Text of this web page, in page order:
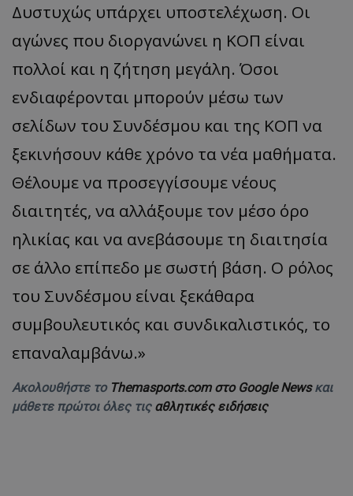
Δυστυχώς υπάρχει υποστελέχωση. Οι
αγώνες που διοργανώνει η ΚΟΠ είναι
πολλοί και η ζήτηση μεγάλη. Όσοι
ενδιαφέρονται μπορούν μέσω των
σελίδων του Συνδέσμου και της ΚΟΠ να
ξεκινήσουν κάθε χρόνο τα νέα μαθήματα.
Θέλουμε να προσεγγίσουμε νέους
διαιτητές, να αλλάξουμε τον μέσο όρο
ηλικίας και να ανεβάσουμε τη διαιτησία
σε άλλο επίπεδο με σωστή βάση. Ο ρόλος
του Συνδέσμου είναι ξεκάθαρα
συμβουλευτικός και συνδικαλιστικός, το
επαναλαμβάνω.»
Ακολουθήστε το Themasports.com στο Google Newsκαι
μάθετε πρώτοι όλες τις αθλητικές ειδήσεις